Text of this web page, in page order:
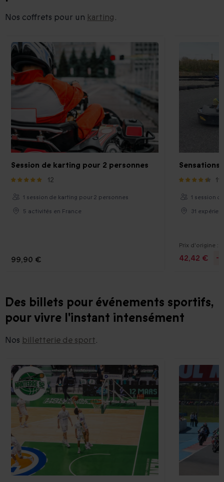
Nos coffrets pour un karting.
Session de karting pour 2 personnes
12
1 session de karting pour 2 personnes
5 activités en France
99,90 €
Sensations
113
1 session
31
Prix d'origine :
42,42 € -
Des billets pour événements sportifs,
pour vivre l'instant intensément
Nos billetterie de sport.